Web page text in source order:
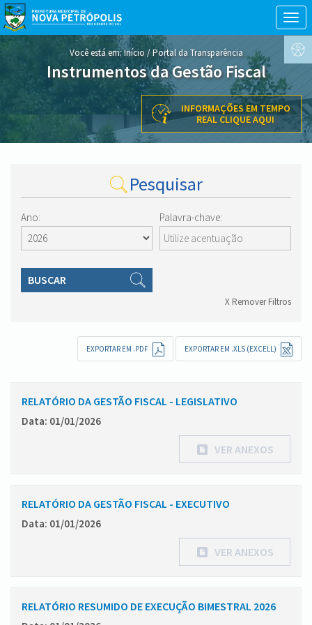
conteúdo
Você está em:Início /Portal da Transparência
Instrumentos da Gestão Fiscal
INFORMAÇÕES EM TEMPO
REAL CLIQUE AQUI
Pesquisar
Ano: Palavra-chave:
BUSCAR
X Remover Filtros
EXPORTAR EM .XLS (EXCELL)
EXPORTAR EM .PDF
RELATÓRIO DA GESTÃO FISCAL - LEGISLATIVO
Data: 01/01/2026
VER ANEXOS
RELATÓRIO DA GESTÃO FISCAL - EXECUTIVO
Data: 01/01/2026
VER ANEXOS
RELATÓRIO RESUMIDO DE EXECUÇÃO BIMESTRAL 2026